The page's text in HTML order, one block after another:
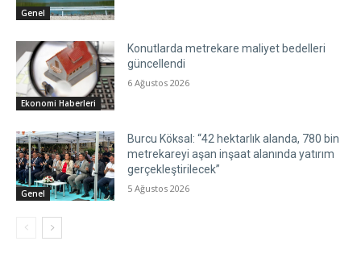
Genel
Ekonomi Haberleri
Konutlarda metrekare maliyet bedelleri
güncellendi
6 Ağustos 2026
Genel
Burcu Köksal: “42 hektarlık alanda, 780 bin
metrekareyi aşan inşaat alanında yatırım
gerçekleştirilecek”
5 Ağustos 2026